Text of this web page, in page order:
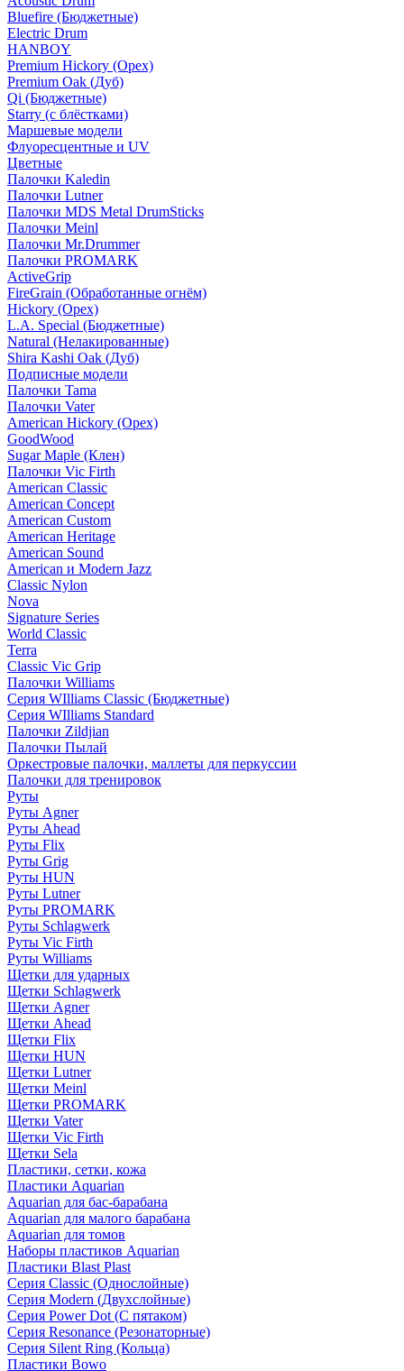
Bluefire (Бюджетные)
Electric Drum
HANBOY
Premium Hickory (Орех)
Premium Oak (Дуб)
Qi (Бюджетные)
Starry (с блёстками)
Маршевые модели
Флуоресцентные и UV
Цветные
Палочки Kaledin
Палочки Lutner
Палочки MDS Metal DrumSticks
Палочки Meinl
Палочки Mr.Drummer
Палочки PROMARK
ActiveGrip
FireGrain (Обработанные огнём)
Hickory (Орех)
L.A. Special (Бюджетные)
Natural (Нелакированные)
Shira Kashi Oak (Дуб)
Подписные модели
Палочки Tama
Палочки Vater
American Hickory (Орех)
GoodWood
Sugar Maple (Клен)
Палочки Vic Firth
American Classic
American Concept
American Custom
American Heritage
American Sound
American и Modern Jazz
Classic Nylon
Nova
Signature Series
World Classic
Terra
Classic Vic Grip
Палочки Williams
Серия WIlliams Classic (Бюджетные)
Серия WIlliams Standard
Палочки Zildjian
Палочки Пылай
Оркестровые палочки, маллеты для перкуссии
Палочки для тренировок
Руты
Руты Agner
Руты Ahead
Руты Flix
Руты Grig
Руты HUN
Руты Lutner
Руты PROMARK
Руты Schlagwerk
Руты Vic Firth
Руты Williams
Щетки для ударных
Щетки Schlagwerk
Щетки Agner
Щетки Ahead
Щетки Flix
Щетки HUN
Щетки Lutner
Щетки Meinl
Щетки PROMARK
Щетки Vater
Щетки Vic Firth
Щетки Sela
Пластики, сетки, кожа
Пластики Aquarian
Aquarian для бас-барабана
Aquarian для малого барабана
Aquarian для томов
Наборы пластиков Aquarian
Пластики Blast Plast
Серия Classic (Однослойные)
Серия Modern (Двухслойные)
Серия Power Dot (С пятаком)
Серия Resonance (Резонаторные)
Серия Silent Ring (Кольца)
Пластики Bowo